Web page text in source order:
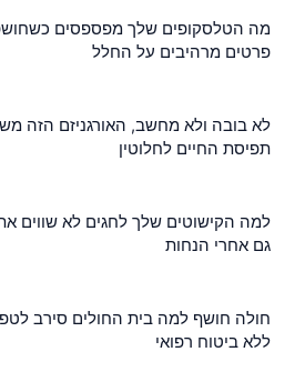
מה הטלסקופים שלך מפספסים
פרטים מרהיבים על החלל
לא בובה ולא מחשב, האורגניזם הזה
תפיסת החיים לחלוטין
למה הקישוטים שלך לחגים לא שווים
גם אחרי הנחות
חולה חושף למה בית החולים סירב
ללא ביטוח רפואי